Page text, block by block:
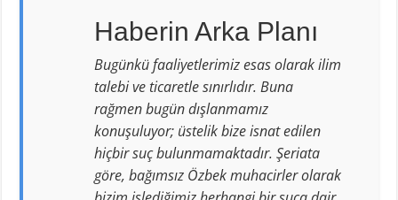
Haberin Arka Planı
Bugünkü faaliyetlerimiz esas olarak ilim
talebi ve ticaretle sınırlıdır. Buna
rağmen bugün dışlanmamız
konuşuluyor; üstelik bize isnat edilen
hiçbir suç bulunmamaktadır. Şeriata
göre, bağımsız Özbek muhacirler olarak